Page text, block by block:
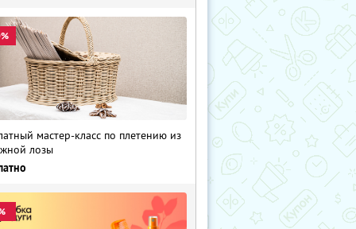
мастер-класс по плетению из
лозы